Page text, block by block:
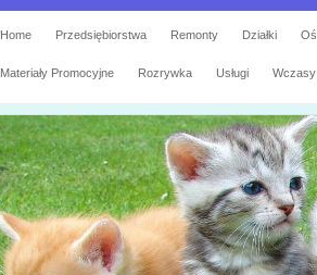
Home Przedsiębiorstwa Remonty Działki
Materiały Promocyjne Rozrywka Usługi Wczasy